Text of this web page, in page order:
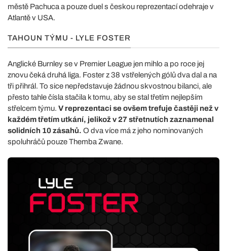
městě Pachuca a pouze duel s českou reprezentací odehraje v
Atlantě v USA.
TAHOUN TÝMU - LYLE FOSTER
Anglické Burnley se v Premier League jen mihlo a po roce jej
znovu čeká druhá liga. Foster z 38 vstřelených gólů dva dal a na
tři přihrál. To sice nepředstavuje žádnou skvostnou bilanci, ale
přesto tahle čísla stačila k tomu, aby se stal třetím nejlepším
střelcem týmu. V reprezentaci se ovšem trefuje častěji než v
každém třetím utkání, jelikož v 27 střetnutích zaznamenal
solidních 10 zásahů. O dva více má z jeho nominovaných
spoluhráčů pouze Themba Zwane.